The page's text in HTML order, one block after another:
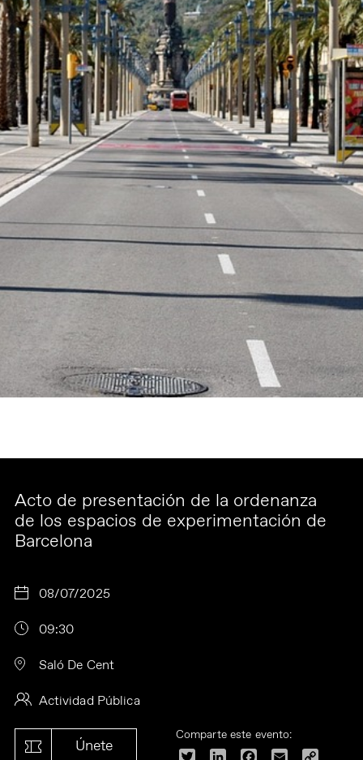
Acto de presentación de la ordenanza
de los espacios de experimentación de
Barcelona
08/07/2025
09:30
Saló De Cent
Actividad Pública
Únete
Comparte este evento:
Twitter LinkedInFacebook
Email